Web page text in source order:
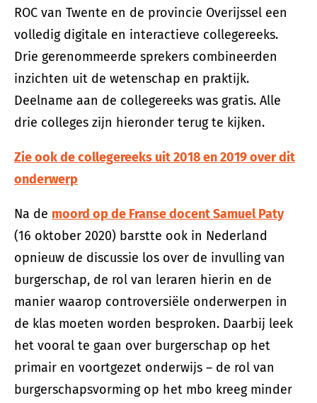
ROC van Twente en de provincie Overijssel een
volledig digitale en interactieve collegereeks.
Drie gerenommeerde sprekers combineerden
inzichten uit de wetenschap en praktijk.
Deelname aan de collegereeks was gratis. Alle
drie colleges zijn hieronder terug te kijken.
Zie ook de collegereeks uit 2018 en 2019 over dit
onderwerp
Na de moord op de Franse docent Samuel Paty
(16 oktober 2020) barstte ook in Nederland
opnieuw de discussie los over de invulling van
burgerschap, de rol van leraren hierin en de
manier waarop controversiële onderwerpen in
de klas moeten worden besproken. Daarbij leek
het vooral te gaan over burgerschap op het
primair en voortgezet onderwijs – de rol van
burgerschapsvorming op het mbo kreeg minder